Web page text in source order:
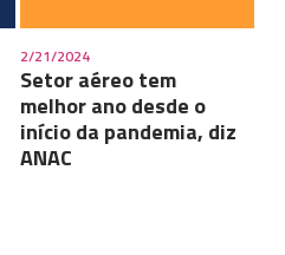
2/21/2024
Setor aéreo tem
melhor ano desde o
início da pandemia, diz
ANAC